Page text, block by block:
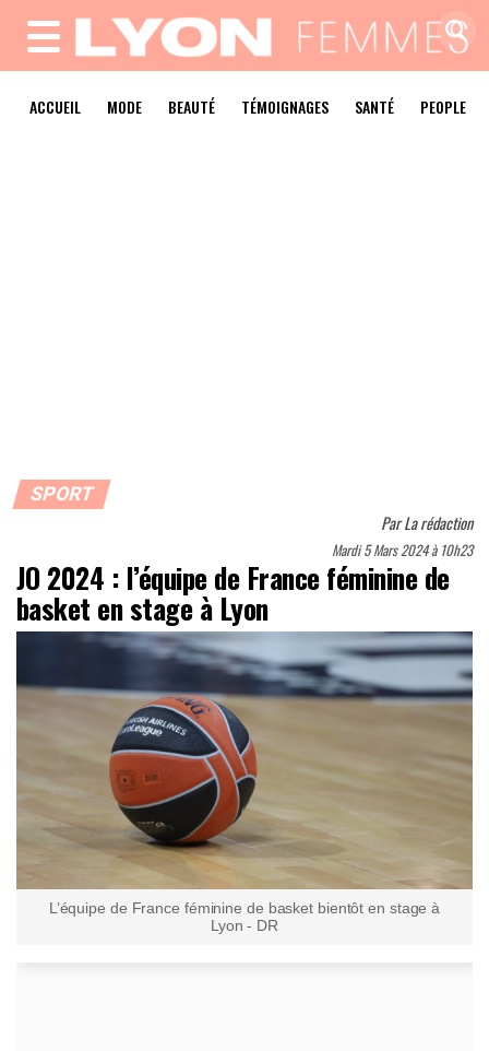
MENU
ACCUEIL MODE BEAUTÉ TÉMOIGNAGES SANTÉ PEOPLE
SPORT
ParLa rédaction
Mardi 5 Mars 2024 à 10h23
JO 2024 : l’équipe de France féminine de
basket en stage à Lyon
L’équipe de France féminine de basket bientôt en stage à
Lyon - DR